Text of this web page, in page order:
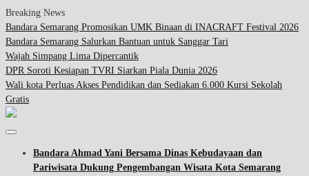
Breaking News
Bandara Semarang Promosikan UMK Binaan di INACRAFT Festival 2026
Bandara Semarang Salurkan Bantuan untuk Sanggar Tari
Wajah Simpang Lima Dipercantik
DPR Soroti Kesiapan TVRI Siarkan Piala Dunia 2026
Wali kota Perluas Akses Pendidikan dan Sediakan 6.000 Kursi Sekolah
Gratis
Bandara Ahmad Yani Bersama Dinas Kebudayaan dan
Pariwisata Dukung Pengembangan Wisata Kota Semarang